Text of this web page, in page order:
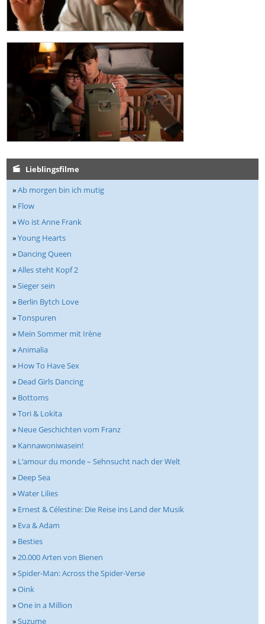
Lieblingsfilme
»Ab morgen bin ich mutig
» Flow
»Wo ist Anne Frank
»Young Hearts
» Dancing Queen
»Alles steht Kopf 2
»Sieger sein
» Berlin Bytch Love
»Tonspuren
» Mein Sommer mit Irène
»Animalia
» How To Have Sex
» Dead Girls Dancing
» Bottoms
»Tori & Lokita
» Neue Geschichten vom Franz
» Kannawoniwasein!
» L‘amour du monde – Sehnsucht nach der Welt
» Deep Sea
»Water Lilies
» Ernest & Célestine: Die Reise ins Land der Musik
» Eva & Adam
» Besties
»20.000 Arten von Bienen
»Spider-Man: Across the Spider-Verse
»Oink
»One in a Million
»Suzume